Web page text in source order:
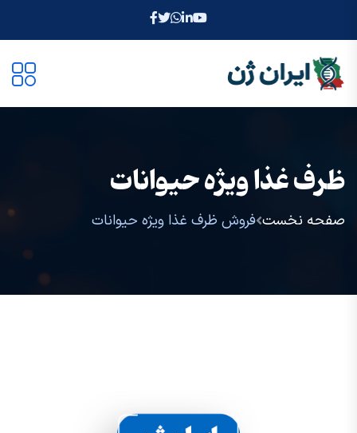
ظرف غذا ویژه حیوانات
صفحه نخست فروش ظرف غذا ویژه حیوانات